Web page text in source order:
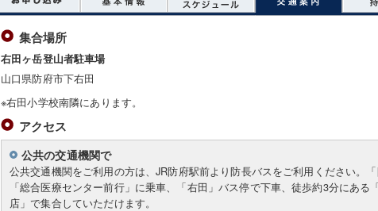
集合場所
右田ヶ岳登山者駐車場
山口県防府市下右田
※右田小学校南隣にあります。
アクセス
公共の交通機関で
公共交通機関をご利用の方は、JR防府駅前より防長バスをご利用ください。
「総合医療センター前行」に乗車、「右田」バス停で下車、徒歩約3分にある
店」で集合していただけます。